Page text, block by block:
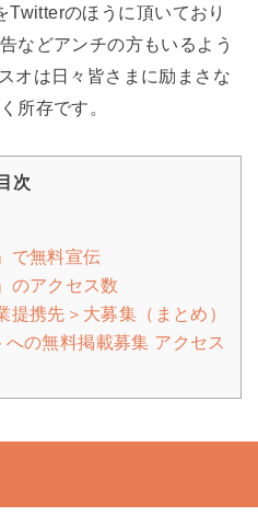
のほうに頂いており
などアンチの方もいるよう
オは日々皆さまに励まさな
所存です。
目次
で無料宣伝
のアクセス数
携先＞大募集（まとめ）
の無料掲載募集 アクセス